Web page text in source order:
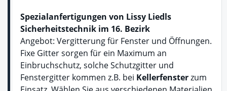
Spezialanfertigungen von Lissy Liedls
Sicherheitstechnik im 16. Bezirk
Angebot: Vergitterung für Fenster und Öffnungen.
Fixe Gitter sorgen für ein Maximum an
Einbruchschutz, solche Schutzgitter und
Fenstergitter kommen z.B. bei Kellerfensterzum